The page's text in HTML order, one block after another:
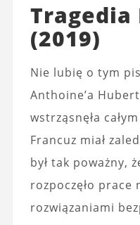
Tragedia
(2019)
Nie lubię o tym
Anthoine’a
wstrząsnęła
Francuz miał
był tak poważny,
rozpoczęło prace
rozwiązaniami